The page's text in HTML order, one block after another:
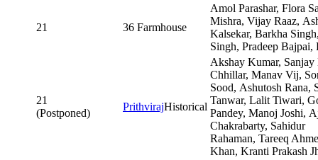
21 36 Farmhouse
Amol Parashar, Flora
Mishra, Vijay Raaz,
Kalsekar, Barkha
Singh, Pradeep
21
(Postponed)
PrithvirajHistorical
Akshay Kumar,
Chhillar, Manav Vij,
Sood, Ashutosh Rana,
Tanwar, Lalit Tiwari,
Pandey, Manoj Joshi,
Chakrabarty, Sahidur
Rahaman, Tareeq
Khan, Kranti Prakash